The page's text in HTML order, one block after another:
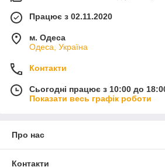
Працює з 02.11.2020
м. Одеса
Одеса, Україна
Контакти
Сьогодні працює з 10:00 до
Показати весь графік роботи
Про нас
Контакти